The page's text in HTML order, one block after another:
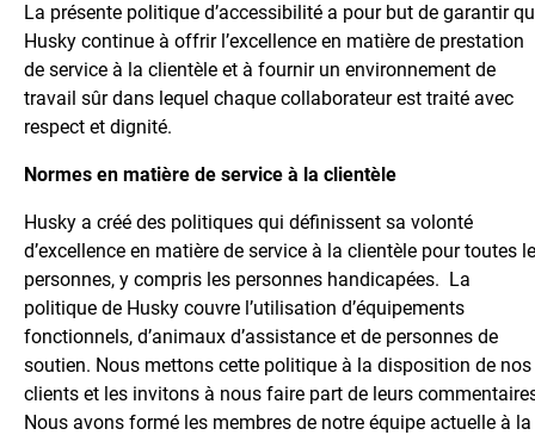
La présente politique d’accessibilité a pour but de garantir
Husky continue à offrir l’excellence en matière de prestation
de service à la clientèle et à fournir un environnement de
travail sûr dans lequel chaque collaborateur est traité avec
respect et dignité.
Normes en matière de service à la clientèle
Husky a créé des politiques qui définissent sa volonté
d’excellence en matière de service à la clientèle pour toutes
personnes, y compris les personnes handicapées. La
politique de Husky couvre l’utilisation d’équipements
fonctionnels, d’animaux d’assistance et de personnes de
soutien. Nous mettons cette politique à la disposition de nos
clients et les invitons à nous faire part de leurs
Nous avons formé les membres de notre équipe actuelle à la